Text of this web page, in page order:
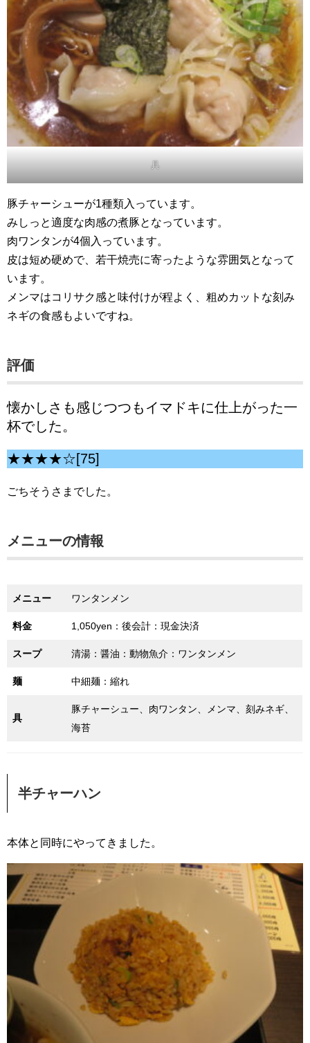
具
豚チャーシューが1種類入っています。
みしっと適度な肉感の煮豚となっています。
肉ワンタンが4個入っています。
皮は短め硬めで、若干焼売に寄ったような雰囲気となって
います。
メンマはコリサク感と味付けが程よく、粗めカットな刻み
ネギの食感もよいですね。
評価
懐かしさも感じつつもイマドキに仕上がった一
杯でした。
★★★★☆[75]
ごちそうさまでした。
メニューの情報
メニュー ワンタンメン
料金 1,050yen：後会計：現金決済
スープ 清湯：醤油：動物魚介：ワンタンメン
麺 中細麺：縮れ
具
豚チャーシュー、肉ワンタン、メンマ、刻みネギ、
海苔
半チャーハン
本体と同時にやってきました。